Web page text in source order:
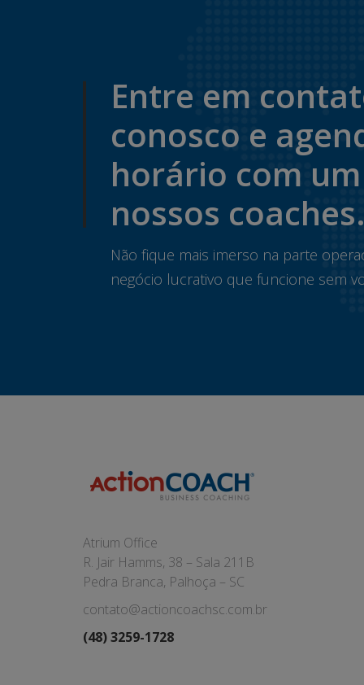
Entre em
conosco e
horário com
nossos coaches.
Não fique mais imerso na parte
negócio lucrativo que funcione sem
Atrium Office
R. Jair Hamms, 38 – Sala 211B
Pedra Branca, Palhoça – SC
contato@actioncoachsc.com.br
(48) 3259-1728